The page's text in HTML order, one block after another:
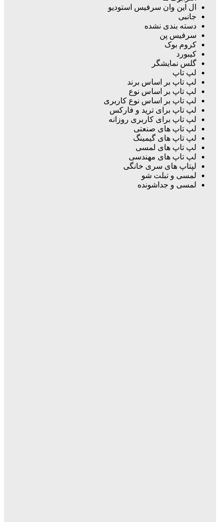
ال این وان سرفیس استودیو
جانبی
دسته بندی نشده
سرفیس پن
کروم بوک
کیبورد
گلس نمایشگر
لپ تاپ
لپ تاپ بر اساس برند
لپ تاپ بر اساس نوع
لپ تاپ بر اساس نوع کاربری
لپ تاپ برای ترید و فارکس
لپ تاپ برای کاربری روزانه
لپ تاپ های صنعتی
لپ تاپ های گیمینگ
لپ تاپ های لمسی
لپ تاپ های مهندسی
لپتاپ های سری خانگی
لمسی و تبلت شو
لمسی و جداشونده